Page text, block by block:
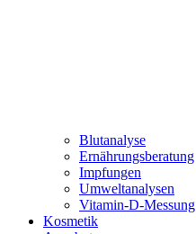
Blutanalyse
Ernährungsberatung
Impfungen
Umweltanalysen
Vitamin-D-Messung
Kosmetik